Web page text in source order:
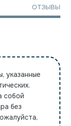
ОТЗЫВЫ
указанные
собой
без